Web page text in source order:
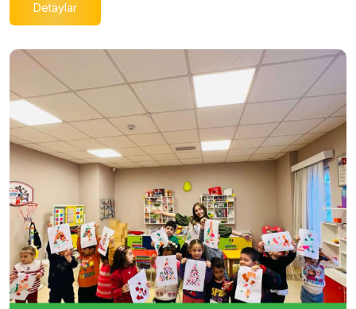
Detaylar